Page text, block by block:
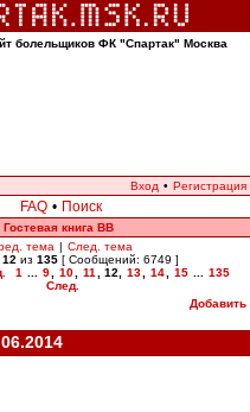
болельщиков ФК "Спартак" Москва
Вход • Регистрация
FAQ • Поиск
Гостевая книга ВВ
тема | След. тема
12 из 135 [ Сообщений: 6749 ]
1 9 10 11 12 13 14 15
135
След.
Добавить